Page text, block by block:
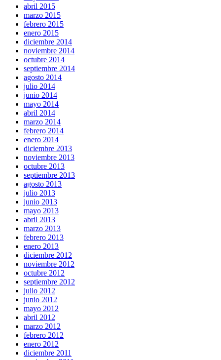
abril 2015
marzo 2015
febrero 2015
enero 2015
diciembre 2014
noviembre 2014
octubre 2014
septiembre 2014
agosto 2014
julio 2014
junio 2014
mayo 2014
abril 2014
marzo 2014
febrero 2014
enero 2014
diciembre 2013
noviembre 2013
octubre 2013
septiembre 2013
agosto 2013
julio 2013
junio 2013
mayo 2013
abril 2013
marzo 2013
febrero 2013
enero 2013
diciembre 2012
noviembre 2012
octubre 2012
septiembre 2012
julio 2012
junio 2012
mayo 2012
abril 2012
marzo 2012
febrero 2012
enero 2012
diciembre 2011